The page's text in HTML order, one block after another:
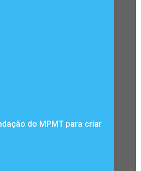
do MPMT para criar